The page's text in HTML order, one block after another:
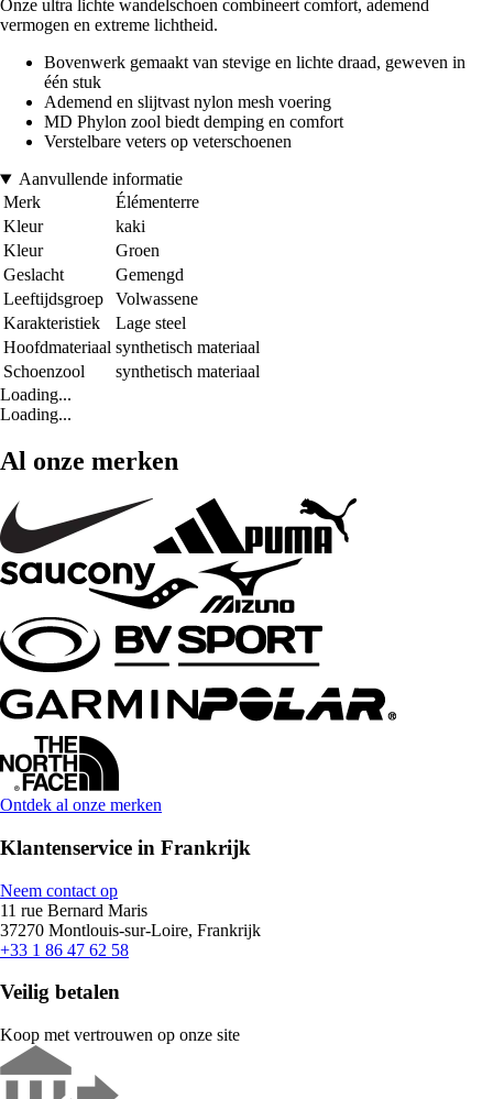
Onze ultra lichte wandelschoen combineert comfort, ademend
vermogen en extreme lichtheid.
Bovenwerk gemaakt van stevige en lichte draad, geweven in
één stuk
Ademend en slijtvast nylon mesh voering
MD Phylon zool biedt demping en comfort
Verstelbare veters op veterschoenen
Aanvullende informatie
Merk
Élémenterre
Kleur
kaki
Kleur
Groen
Geslacht
Gemengd
Leeftijdsgroep
Volwassene
Karakteristiek
Lage steel
Hoofdmateriaal synthetisch materiaal
Schoenzool
synthetisch materiaal
Loading...
Loading...
Al onze merken
Ontdek al onze merken
Klantenservice in Frankrijk
Neem contact op
11 rue Bernard Maris
37270 Montlouis-sur-Loire, Frankrijk
+33 1 86 47 62 58
Veilig betalen
Koop met vertrouwen op onze site